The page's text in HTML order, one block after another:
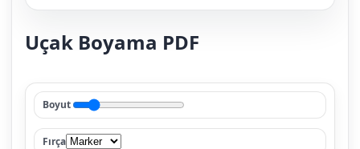
Uçak Boyama PDF
Boyut
Fırça